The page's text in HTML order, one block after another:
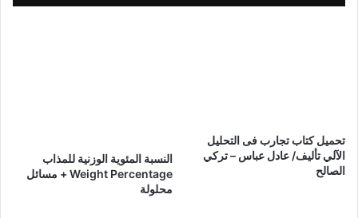
تحميل كتاب تجارب فى التحليل
الآلي تأليف/ عادل عباس – تركي
الصالح
النسبة المئوية الوزنية للمذاب
Weight Percentage + مسائل
محلولة